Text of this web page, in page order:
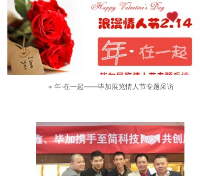
+ 年·在一起——毕加展览情人节专题采访